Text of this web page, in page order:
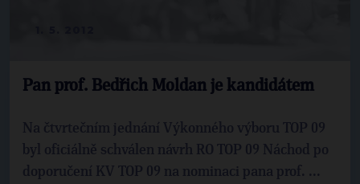
Pan prof. Bedřich Moldan je kandidátem
Na čtvrtečním jednání Výkonného výboru TOP 09
byl oficiálně schválen návrh RO TOP 09 Náchod po
doporučení KV TOP 09 na nominaci pana prof. ...